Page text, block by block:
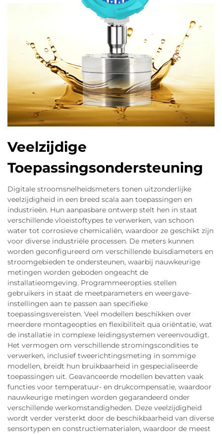
Veelzijdige
Toepassingsondersteuning
Digitale stroomsnelheidsmeters tonen uitzonderlijke
veelzijdigheid in een breed scala aan toepassingen en
industrieën. Hun aanpasbare ontwerp stelt hen in staat
verschillende vloeistoftypes te verwerken, van schoon
water tot corrosieve chemicaliën, waardoor ze geschikt zijn
voor diverse industriële processen. De meters kunnen
worden geconfigureerd om verschillende buisdiameters en
stroomgebieden te ondersteunen, waarbij nauwkeurige
metingen worden geboden ongeacht de
installatieomgeving. Programmeeropties stellen
gebruikers in staat de meetparameters en weergave-
instellingen aan te passen aan specifieke
toepassingsvereisten. Veel modellen beschikken over
meerdere montageopties en flexibiliteit qua oriëntatie, wat
de installatie in complexe leidingsystemen vereenvoudigt.
Het vermogen om verschillende stromingscondities te
verwerken, inclusief tweerichtingsmeting in sommige
modellen, breidt hun bruikbaarheid in gespecialiseerde
toepassingen uit. Geavanceerde modellen bevatten vaak
functies voor temperatuur- en drukcompensatie, waardoor
nauwkeurige metingen worden gegarandeerd onder
verschillende werkomstandigheden. Deze veelzijdigheid
wordt verder versterkt door de beschikbaarheid van diverse
sensortypen en constructiematerialen, waardoor de meest